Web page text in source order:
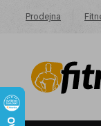
Prodejna